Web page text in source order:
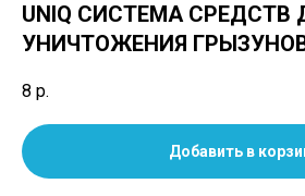
UNIQ СИСТЕМА СРЕДСТВ
УНИЧТОЖЕНИЯ
8 р.
Добавить в